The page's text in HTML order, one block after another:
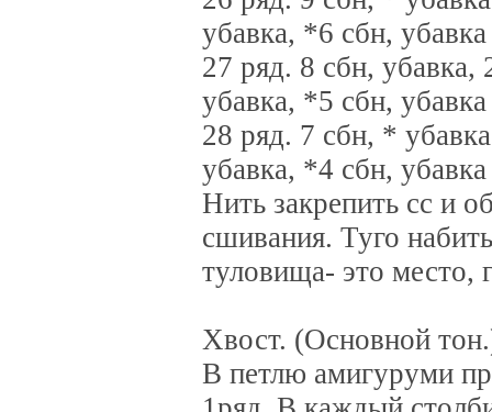
убавка, *6 сбн,
27 ряд. 8 сбн, убавка,
убавка, *5 сбн,
28 ряд. 7 сбн, *
убавка, *4 сбн,
Нить закрепить сс и
сшивания. Туго
туловища- это место,
Хвост. (Основной
В петлю амигуруми